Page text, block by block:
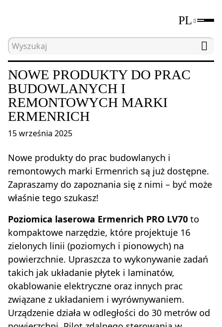
PL
Strona główna Nowe produkty
NOWE PRODUKTY DO PRAC
BUDOWLANYCH I
REMONTOWYCH MARKI
ERMENRICH
15 września 2025
Nowe produkty do prac budowlanych i
remontowych marki Ermenrich są już dostępne.
Zapraszamy do zapoznania się z nimi – być może
właśnie tego szukasz!
Poziomica laserowa Ermenrich PRO LV70 to
kompaktowe narzędzie, które projektuje 16
zielonych linii (poziomych i pionowych) na
powierzchnie. Upraszcza to wykonywanie zadań
takich jak układanie płytek i laminatów,
okablowanie elektryczne oraz innych prac
związane z układaniem i wyrównywaniem.
Urządzenie działa w odległości do 30 metrów od